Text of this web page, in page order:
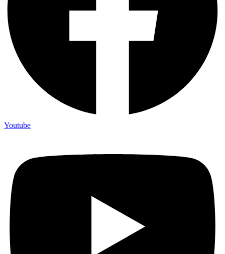
Youtube